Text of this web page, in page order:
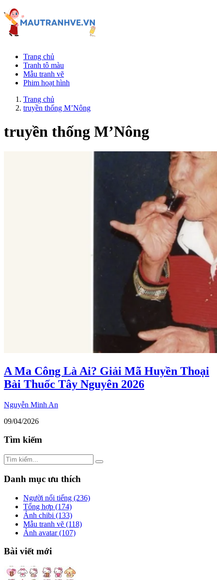
Trang chủ
Tranh tô màu
Mẫu tranh vẽ
Phim hoạt hình
Trang chủ
truyền thống M’Nông
truyền thống M’Nông
A Ma Công Là Ai? Giải Mã Huyền Thoại
Bài Thuốc Tây Nguyên 2026
Nguyễn Minh An
09/04/2026
Tìm kiếm
Danh mục ưu thích
Người nổi tiếng (236)
Tổng hợp (174)
Ảnh chibi (133)
Mẫu tranh vẽ (118)
Ảnh avatar(107)
Bài viết mới